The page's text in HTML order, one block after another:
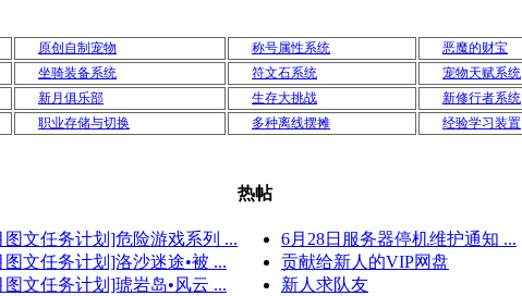
原创自制宠物 称号属性系统 恶魔的财宝
坐骑装备系统 符文石系统 宠物天赋系统
新月俱乐部 生存大挑战 新修行者系统
职业存储与切换 多种离线摆摊 经验学习装置
图文任务计划]危险游戏系列 ...
图文任务计划]洛沙迷途•被 ...
图文任务计划]琥岩岛•风云 ...
热帖
6月28日服务器停机维护通知 ...
贡献给新人的VIP网盘
新人求队友